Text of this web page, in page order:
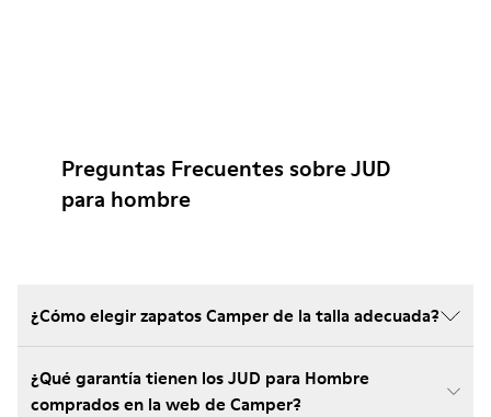
Preguntas Frecuentes sobre JUD
para hombre
¿Cómo elegir zapatos Camper de la talla adecuada?
¿Qué garantía tienen los JUD para Hombre
comprados en la web de Camper?